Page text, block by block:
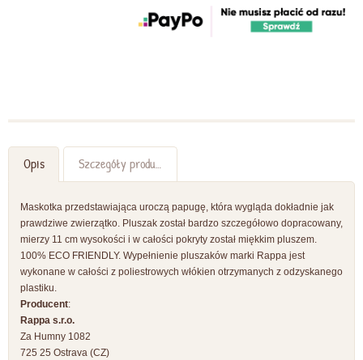
Opis Szczegóły produktu
Maskotka przedstawiająca uroczą papugę, która wygląda dokładnie jak
prawdziwe zwierzątko. Pluszak został bardzo szczegółowo dopracowany,
mierzy 11 cm wysokości i w całości pokryty został miękkim pluszem.
100% ECO FRIENDLY. Wypełnienie pluszaków marki Rappa jest
wykonane w całości z poliestrowych włókien otrzymanych z odzyskanego
plastiku.
Producent:
Rappa s.r.o.
Za Humny 1082
725 25 Ostrava (CZ)